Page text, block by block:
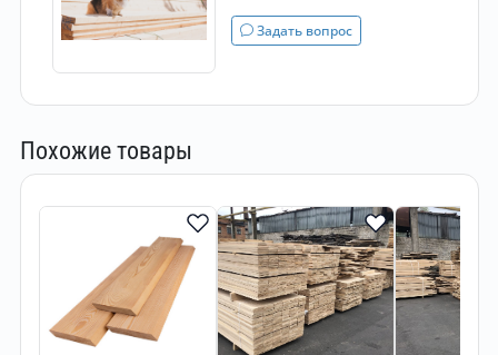
Задать вопрос
Похожие товары